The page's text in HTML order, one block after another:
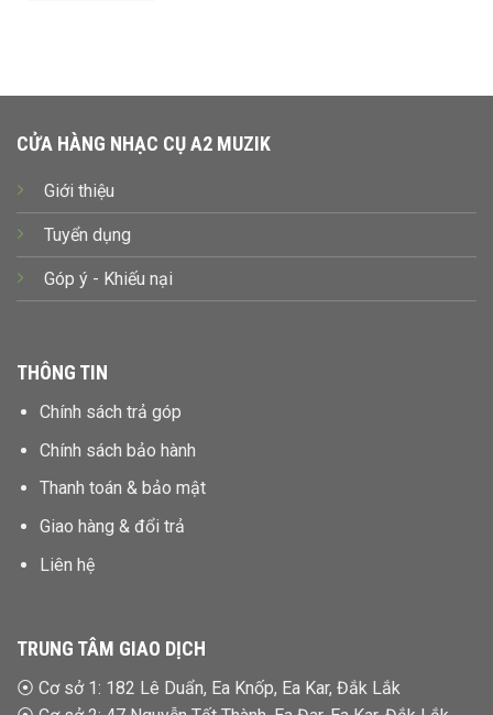
CỬA HÀNG NHẠC CỤ A2 MUZIK
Giới thiệu
Tuyển dụng
Góp ý - Khiếu nại
THÔNG TIN
Chính sách trả góp
Chính sách bảo hành
Thanh toán & bảo mật
Giao hàng & đổi trả
Liên hệ
TRUNG TÂM GIAO DỊCH
⦿ Cơ sở 1: 182 Lê Duẩn, Ea Knốp, Ea Kar, Đắk Lắk